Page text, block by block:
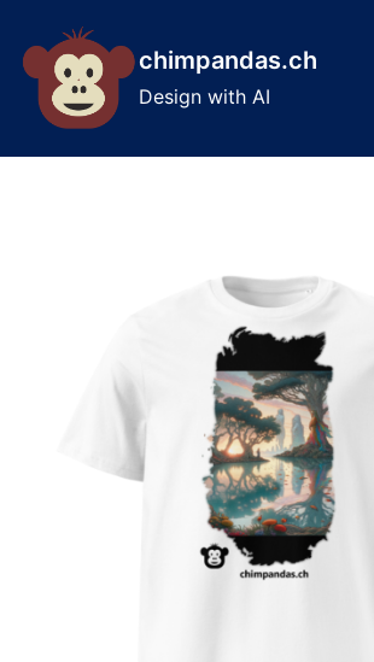
content
chimpandas.ch
Design with AI